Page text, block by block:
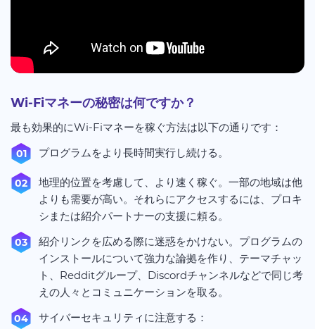
Wi-Fiマネーの秘密は何ですか？
最も効果的にWi-Fiマネーを稼ぐ方法は以下の通りです：
プログラムをより長時間実行し続ける。
地理的位置を考慮して、より速く稼ぐ。一部の地域は他
よりも需要が高い。それらにアクセスするには、プロキ
シまたは紹介パートナーの支援に頼る。
紹介リンクを広める際に迷惑をかけない。プログラムの
インストールについて強力な論拠を作り、テーマチャッ
ト、Redditグループ、Discordチャンネルなどで同じ考
えの人々とコミュニケーションを取る。
サイバーセキュリティに注意する：